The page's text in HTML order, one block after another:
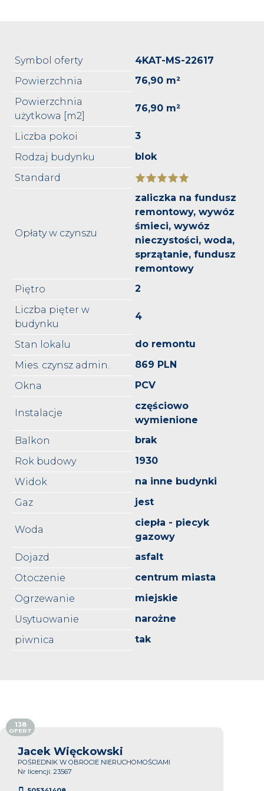
Symbol oferty
4KAT-MS-22617
Powierzchnia
76,90 m²
Powierzchnia
użytkowa [m2]
76,90 m²
Liczba pokoi
3
Rodzaj budynku
blok
Standard
Opłaty w czynszu
zaliczka na fundusz
remontowy, wywóz
śmieci, wywóz
nieczystości, woda,
sprzątanie, fundusz
remontowy
Piętro
2
Liczba pięter w
budynku
4
Stan lokalu
do remontu
Mies. czynsz admin.
869 PLN
Okna
PCV
Instalacje
częściowo
wymienione
Balkon
brak
Rok budowy
1930
Widok
na inne budynki
Gaz
jest
Woda
ciepła - piecyk
gazowy
Dojazd
asfalt
Otoczenie
centrum miasta
Ogrzewanie
miejskie
Usytuowanie
narożne
piwnica
tak
Jacek Więckowski
POŚREDNIK W OBROCIE NIERUCHOMOŚCIAMI
Nr licencji: 23567
138
OFERT